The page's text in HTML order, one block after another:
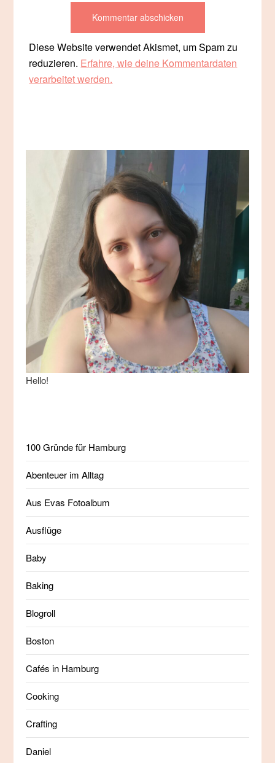
Diese Website verwendet Akismet, um Spam zu
reduzieren. Erfahre, wie deine Kommentardaten
verarbeitet werden.
Hello!
100 Gründe für Hamburg
Abenteuer im Alltag
Aus Evas Fotoalbum
Ausflüge
Baby
Baking
Blogroll
Boston
Cafés in Hamburg
Cooking
Crafting
Daniel